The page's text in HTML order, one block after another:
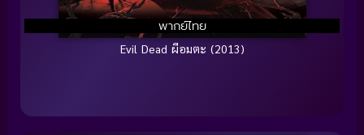
พากย์ไทย
Evil Dead ผีอมตะ (2013)